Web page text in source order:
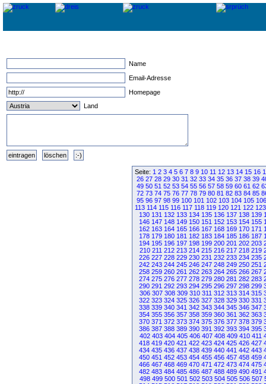
Name
Email-Adresse
Homepage
Land
Seite: 1 2 3 4 5 6 7 8 9 10 11 12 13 14 15 16
26 27 28 29 30 31 32 33 34 35 36 37 38 39
49 50 51 52 53 54 55 56 57 58 59 60 61 62
72 73 74 75 76 77 78 79 80 81 82 83 84 85
95 96 97 98 99 100 101 102 103 104 105 106
113 114 115 116 117 118 119 120 121 122 123
130 131 132 133 134 135 136 137 138 139
146 147 148 149 150 151 152 153 154 155
162 163 164 165 166 167 168 169 170 171
178 179 180 181 182 183 184 185 186 187
194 195 196 197 198 199 200 201 202 203
210 211 212 213 214 215 216 217 218 219
226 227 228 229 230 231 232 233 234 235
242 243 244 245 246 247 248 249 250 251
258 259 260 261 262 263 264 265 266 267
274 275 276 277 278 279 280 281 282 283
290 291 292 293 294 295 296 297 298 299
306 307 308 309 310 311 312 313 314 315
322 323 324 325 326 327 328 329 330 331
338 339 340 341 342 343 344 345 346 347
354 355 356 357 358 359 360 361 362 363
370 371 372 373 374 375 376 377 378 379
386 387 388 389 390 391 392 393 394 395
402 403 404 405 406 407 408 409 410 411
418 419 420 421 422 423 424 425 426 427
434 435 436 437 438 439 440 441 442 443
450 451 452 453 454 455 456 457 458 459
466 467 468 469 470 471 472 473 474 475
482 483 484 485 486 487 488 489 490 491
498 499 500 501 502 503 504 505 506 507